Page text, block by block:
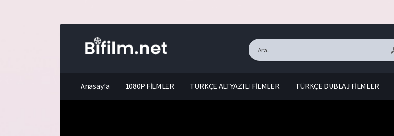
Anasayfa 1080P FİLMLER TÜRKÇE ALTYAZILI FİLMLER TÜRKÇE DUBLAJ FİLMLER